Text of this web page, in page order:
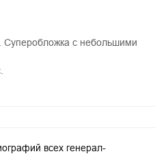
с небольшими
всех генерал-